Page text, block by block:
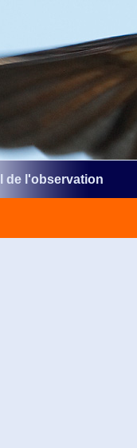
de l'observation